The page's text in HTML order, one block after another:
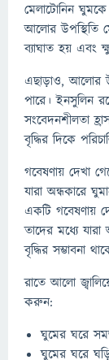
মেলাটোনিন
আলোর উপস্থিতি
ব্যাঘাত হয় এবং
এছাড়াও, আলোর
পারে। ইনসুলিন
সংবেদনশীলতা
বৃদ্ধির দিকে
গবেষণায় দেখা
যারা অন্ধকারে
একটি গবেষণায়
তাদের মধ্যে
বৃদ্ধির সম্ভাবনা
রাতে আলো
করুন:
ঘুমের ঘরে
ঘুমের ঘরে